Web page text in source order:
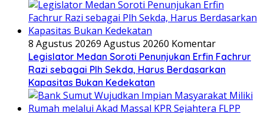
8 Agustus 20269 Agustus 20260 Komentar
Legislator Medan Soroti Penunjukan Erfin Fachrur
Razi sebagai Plh Sekda, Harus Berdasarkan
Kapasitas Bukan Kedekatan